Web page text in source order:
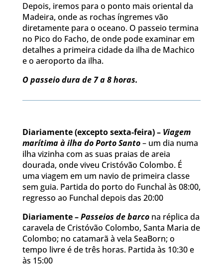
Depois, iremos para o ponto mais oriental da
Madeira, onde as rochas íngremes vão
diretamente para o oceano. O passeio termina
no Pico do Facho, de onde pode examinar em
detalhes a primeira cidade da ilha de Machico
e o aeroporto da ilha.
O passeio dura de 7 a 8 horas.
Diariamente (excepto sexta-feira) – Viagem
marítima à ilha do Porto Santo– um dia numa
ilha vizinha com as suas praias de areia
dourada, onde viveu Cristóvão Colombo. É
uma viagem em um navio de primeira classe
sem guia. Partida do porto do Funchal às 08:00,
regresso ao Funchal depois das 20:00
Diariamente –Passeios de barcona réplica da
caravela de Cristóvão Colombo, Santa Maria de
Colombo; no catamarã à vela SeaBorn; o
tempo livre é de três horas. Partida às 10:30 e
às 15:00